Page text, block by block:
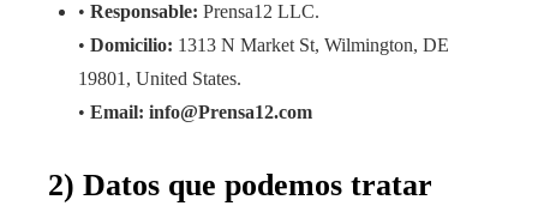
• Responsable: Prensa12 LLC.
• Domicilio: 1313 N Market St, Wilmington, DE
19801, United States.
• Email: info@Prensa12.com
2) Datos que podemos tratar